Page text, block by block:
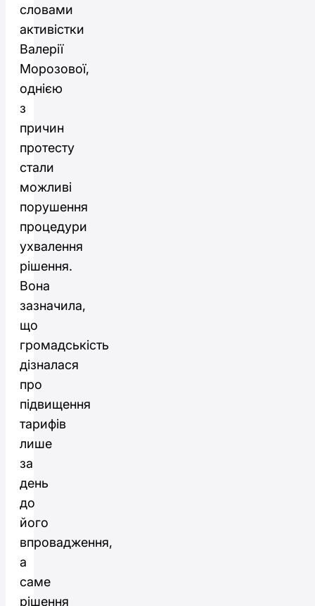
словами
активістки
Валерії
Морозової,
однією
з
причин
протесту
стали
можливі
порушення
процедури
ухвалення
рішення.
Вона
зазначила,
що
громадськість
дізналася
про
підвищення
тарифів
лише
за
день
до
його
впровадження,
а
саме
рішення